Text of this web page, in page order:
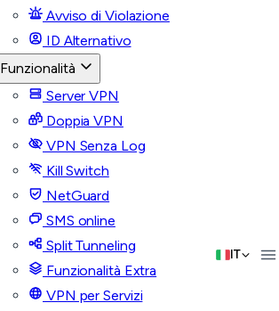
Avviso di Violazione
ID Alternativo
Funzionalità
Server VPN
Doppia VPN
VPN Senza Log
Kill Switch
NetGuard
SMS online
Split Tunneling
Funzionalità Extra
VPN per Servizi
IT